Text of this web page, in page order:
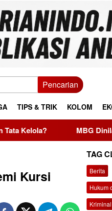
Pencarian
TIPS & TRIK KOLOM
MBG Dinilai Jadi Penggerak
Kursi
TAG
Berita
Hukum
Kriminal